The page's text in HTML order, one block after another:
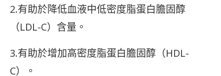
2.有助於降低血液中低密度脂蛋白膽固醇
（LDL-C）含量。
3.有助於增加高密度脂蛋白膽固醇（HDL-
C）。